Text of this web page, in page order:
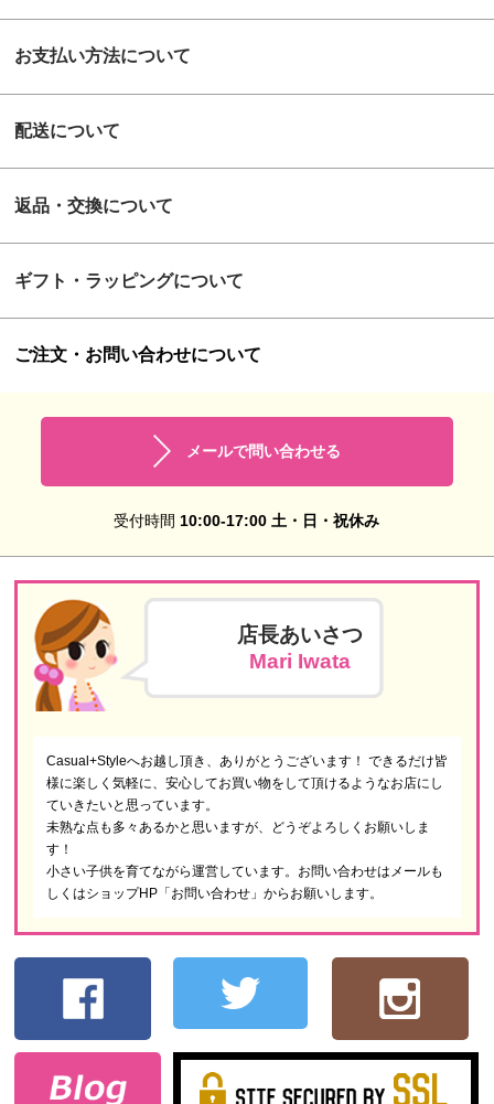
お支払い方法について
配送について
返品・交換について
ギフト・ラッピングについて
ご注文・お問い合わせについて
メールで問い合わせる
受付時間 10:00-17:00 土・日・祝休み
店長あいさつ
Mari Iwata
Casual+Styleへお越し頂き、ありがとうございます！ できるだけ皆
様に楽しく気軽に、安心してお買い物をして頂けるようなお店にし
ていきたいと思っています。
未熟な点も多々あるかと思いますが、どうぞよろしくお願いしま
す！
小さい子供を育てながら運営しています。お問い合わせはメールも
しくはショップHP「お問い合わせ」からお願いします。